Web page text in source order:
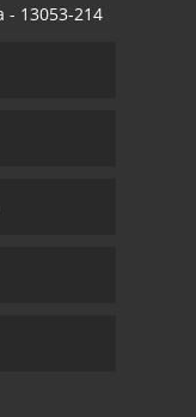
- 13053-214